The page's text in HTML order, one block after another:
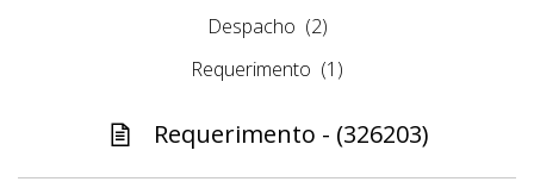
Despacho (2)
Requerimento (1)
Requerimento - (326203)